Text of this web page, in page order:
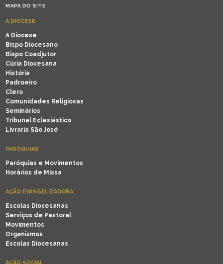
MAPA DO SITE
A DIOCESE
A Diocese
Bispo Diocesano
Bispo Coadjutor
Cúria Diocesana
História
Padroeiro
Clero
Comunidades Religiosas
Seminários
Tribunal Eclesiástico
Livraria São José
PARÓQUIAS
Paróquias e Movimentos
Horários de Missa
AÇÃO EVANGELIZADORA
Escolas Diocesanas
Serviços de Pastoral
Movimentos
Organismos
Escolas Diocesanas